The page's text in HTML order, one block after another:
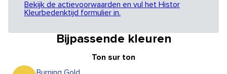
Bekijk de actievoorwaarden en vul het Histor
Kleurbedenktijd formulier in.
Bijpassende kleuren
Ton sur ton